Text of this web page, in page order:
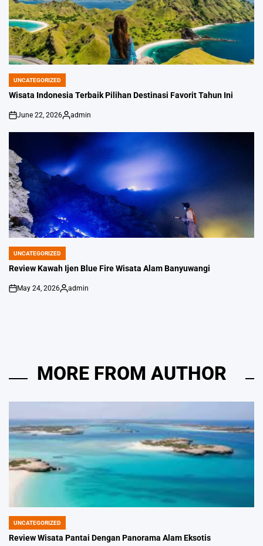
POSTED
IN
UNCATEGORIZED
Wisata Indonesia Terbaik Pilihan Destinasi Favorit Tahun Ini
on
June 22, 2026
Posted
by
admin
POSTED
IN
UNCATEGORIZED
Review Kawah Ijen Blue Fire Wisata Alam Banyuwangi
on
May 24, 2026
Posted
admin
MORE FROM AUTHOR
POSTED
IN
UNCATEGORIZED
Review Wisata Pantai Dengan Panorama Alam Eksotis